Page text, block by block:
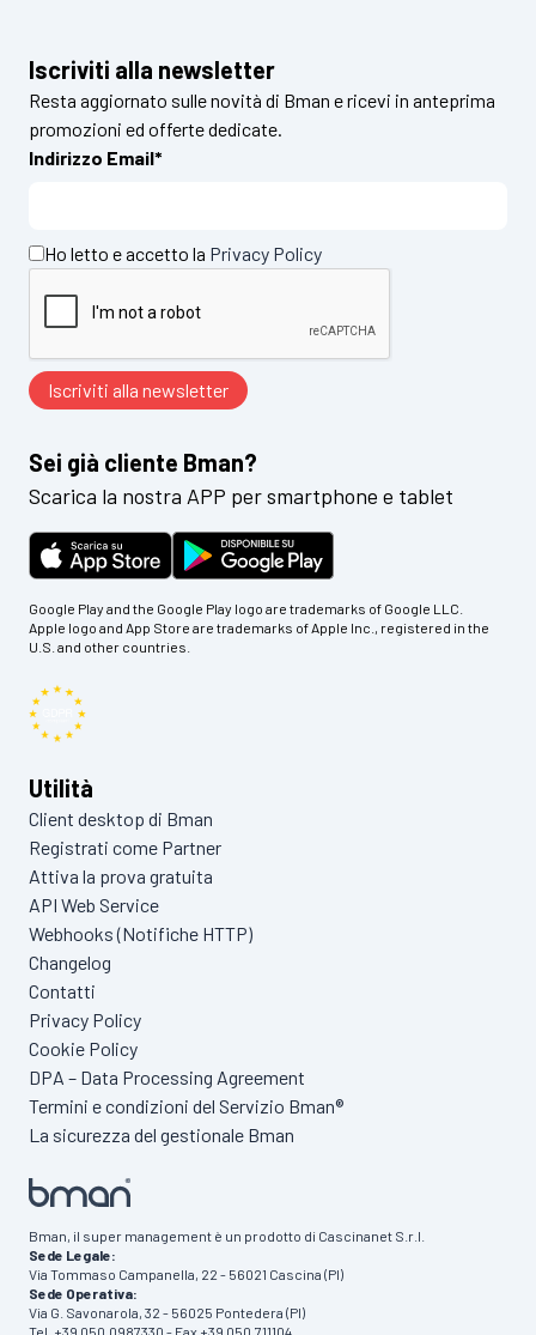
Iscriviti alla newsletter
Resta aggiornato sulle novità di Bman e ricevi in anteprima
promozioni ed offerte dedicate.
Indirizzo Email*
Ho letto e accetto la Privacy Policy
Sei già cliente Bman?
Scarica la nostra APP per smartphone e tablet
Google Play and the Google Play logo are trademarks of Google LLC.
Apple logo and App Store are trademarks of Apple Inc., registered in the
U.S. and other countries.
Utilità
Client desktop di Bman
Registrati come Partner
Attiva la prova gratuita
API Web Service
Webhooks (Notifiche HTTP)
Changelog
Contatti
Privacy Policy
Cookie Policy
DPA – Data Processing Agreement
Termini e condizioni del Servizio Bman®
La sicurezza del gestionale Bman
Bman, il super management è un prodotto di Cascinanet S.r.l.
Sede Legale:
Via Tommaso Campanella, 22 - 56021 Cascina (PI)
Sede Operativa:
Via G. Savonarola, 32 - 56025 Pontedera (PI)
Tel. +39 050.0987330 - Fax +39 050.711104